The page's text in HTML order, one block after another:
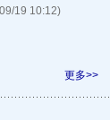
19 10:12)
更多>>